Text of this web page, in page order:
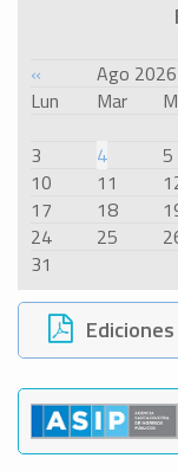
« Ago 2026
Lun
Mar
3
4 5
10
11
17
18
24
25
31